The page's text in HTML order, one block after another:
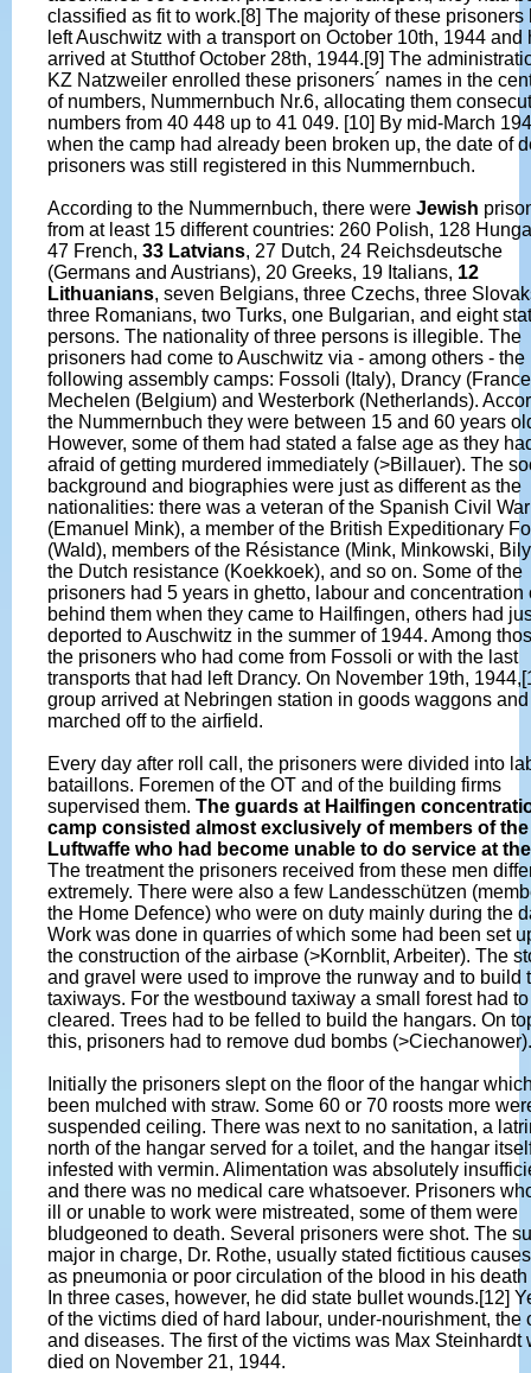
classified as fit to work.[8] The majority of these prisoners
left Auschwitz with a transport on October 10th, 1944 and
arrived at Stutthof October 28th, 1944.[9] The
KZ Natzweiler enrolled these prisoners´ names in the
of numbers, Nummernbuch Nr.6, allocating them
numbers from 40 448 up to 41 049. [10] By mid-March
when the camp had already been broken up, the date of
prisoners was still registered in this Nummernbuch.
According to the Nummernbuch, there were Jewish
from at least 15 different countries: 260 Polish, 128
47 French, 33 Latvians, 27 Dutch, 24 Reichsdeutsche
(Germans and Austrians), 20 Greeks, 19 Italians, 12
Lithuanians, seven Belgians, three Czechs, three
three Romanians, two Turks, one Bulgarian, and eight
persons. The nationality of three persons is illegible. The
prisoners had come to Auschwitz via - among others - the
following assembly camps: Fossoli (Italy), Drancy
Mechelen (Belgium) and Westerbork (Netherlands).
the Nummernbuch they were between 15 and 60 years
However, some of them had stated a false age as they
afraid of getting murdered immediately (>Billauer). The
background and biographies were just as different as the
nationalities: there was a veteran of the Spanish Civil War
(Emanuel Mink), a member of the British Expeditionary
(Wald), members of the Résistance (Mink, Minkowski,
the Dutch resistance (Koekkoek), and so on. Some of the
prisoners had 5 years in ghetto, labour and concentration
behind them when they came to Hailfingen, others had
deported to Auschwitz in the summer of 1944. Among
the prisoners who had come from Fossoli or with the last
transports that had left Drancy. On November 19th,
group arrived at Nebringen station in goods waggons
marched off to the airfield.
Every day after roll call, the prisoners were divided into
bataillons. Foremen of the OT and of the building firms
supervised them. The guards at Hailfingen
camp consisted almost exclusively of members of the
Luftwaffe who had become unable to do service at
The treatment the prisoners received from these men
extremely. There were also a few Landesschützen
the Home Defence) who were on duty mainly during the
Work was done in quarries of which some had been set
the construction of the airbase (>Kornblit, Arbeiter). The
and gravel were used to improve the runway and to build
taxiways. For the westbound taxiway a small forest had
cleared. Trees had to be felled to build the hangars. On
this, prisoners had to remove dud bombs (>Ciechanower).
Initially the prisoners slept on the floor of the hangar
been mulched with straw. Some 60 or 70 roosts more
suspended ceiling. There was next to no sanitation, a
north of the hangar served for a toilet, and the hangar
infested with vermin. Alimentation was absolutely
and there was no medical care whatsoever. Prisoners
ill or unable to work were mistreated, some of them were
bludgeoned to death. Several prisoners were shot. The
major in charge, Dr. Rothe, usually stated fictitious
as pneumonia or poor circulation of the blood in his death
In three cases, however, he did state bullet wounds.[12]
of the victims died of hard labour, under-nourishment, the
and diseases. The first of the victims was Max Steinhardt
died on November 21, 1944.